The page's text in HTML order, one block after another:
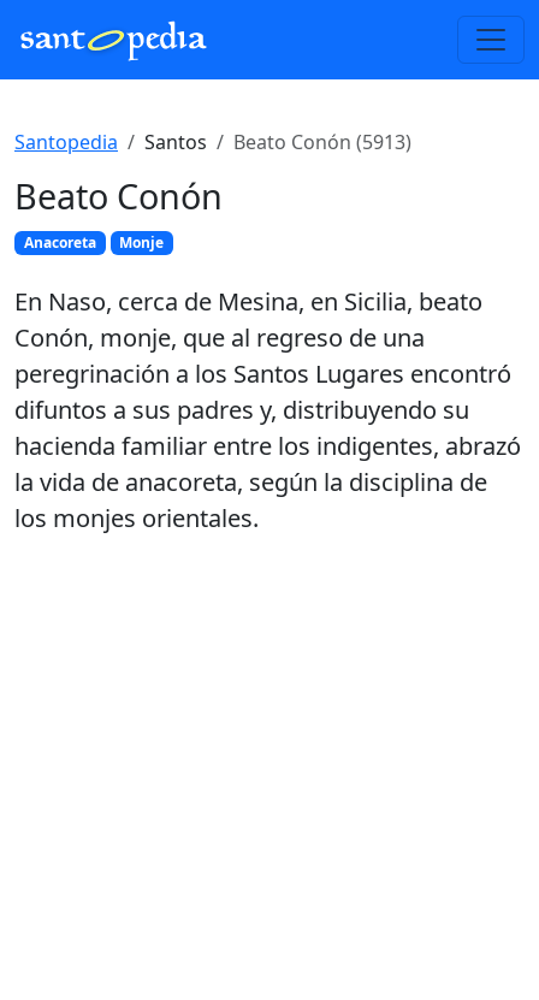
Santopedia Santos Beato Conón (5913)
Beato Conón
Anacoreta Monje
En Naso, cerca de Mesina, en Sicilia, beato
Conón, monje, que al regreso de una
peregrinación a los Santos Lugares encontró
difuntos a sus padres y, distribuyendo su
hacienda familiar entre los indigentes, abrazó
la vida de anacoreta, según la disciplina de
los monjes orientales.